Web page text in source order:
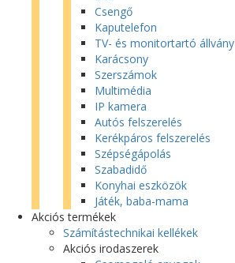
Csengő
Kaputelefon
TV- és monitortartó állvány
Karácsony
Szerszámok
Multimédia
IP kamera
Autós felszerelés
Kerékpáros felszerelés
Szépségápolás
Szabadidő
Konyhai eszközök
Játék, baba-mama
Akciós termékek
Számítástechnikai kellékek
Akciós irodaszerek